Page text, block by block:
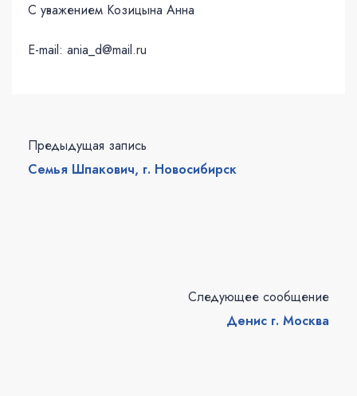
С уважением Козицына Анна
E-mail: ania_d@mail.ru
Предыдущая запись
Семья Шпакович, г. Новосибирск
Следующее сообщение
Денис г. Москва